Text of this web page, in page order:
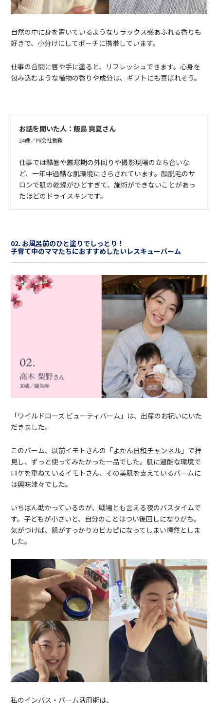
自然の中に身を置いているようなリラックス感あふれる香りも
好きで、小分けにしてポーチに携帯しています。
仕事の合間に唇や手に塗ると、リフレッシュできます。心身を
包み込むような植物の香りや成分は、ギフトにも喜ばれそう。
お話を聞いた人：飯島 爽夏さん
24歳／PR会社勤務
仕事では酷暑や厳寒期の外回りや撮影現場の立ち合いな
ど、一年中過酷な肌環境にさらされています。顔脱毛のサ
ロンで肌の乾燥がひどすぎて、施術ができないことがあっ
たほどのドライスキンです。
02. お風呂前のひと塗りでしっとり！
子育て中のママたちにおすすめしたいレスキューバーム
「ワイルドローズ ビューティバーム」は、出産のお祝いにいた
だきました。
このバーム、以前イモトさんの「よかん日和チャンネル 」で拝
見し、ずっと使ってみたかった一品でした。肌に過酷な環境で
ロケを重ねているイモトさん、その美肌を支えているバームに
は興味津々でした。
いちばん助かっているのが、戦場とも言える夜のバスタイムで
す。子どもが小さいと、自分のことはつい後回しになりがち。
気がつけば、肌がすっかりカピカピになってしまい愕然としま
した。
私のインバス・バーム活用術は、